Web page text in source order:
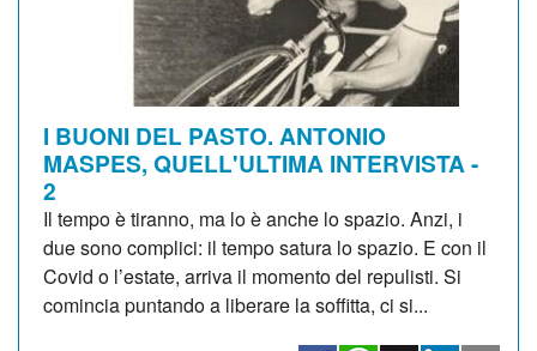
I BUONI DEL PASTO. ANTONIO
MASPES, QUELL'ULTIMA INTERVISTA -
2
Il tempo è tiranno, ma lo è anche lo spazio. Anzi, i
due sono complici: il tempo satura lo spazio. E con il
Covid o l’estate, arriva il momento del repulisti. Si
comincia puntando a liberare la soffitta, ci si...